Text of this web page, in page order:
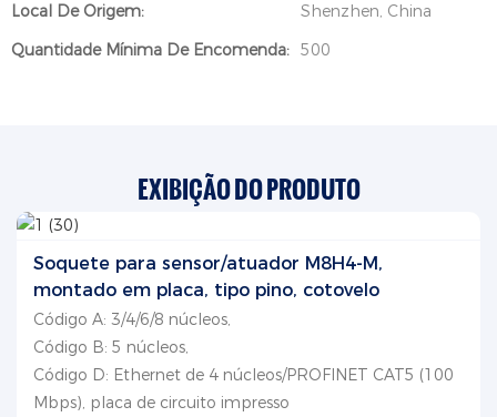
Local De Origem:
Shenzhen, China
Quantidade Mínima De Encomenda: 500
EXIBIÇÃO DO PRODUTO
Soquete para sensor/atuador M8H4-M,
montado em placa, tipo pino, cotovelo
Código A: 3/4/6/8 núcleos,
Código B: 5 núcleos,
Código D: Ethernet de 4 núcleos/PROFINET CAT5 (100
Mbps), placa de circuito impresso